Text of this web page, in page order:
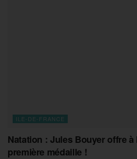
ILE-DE-FRANCE
Natation : Jules Bouyer offre à
première médaille !